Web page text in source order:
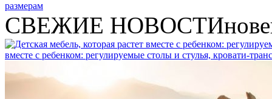
размерам
СВЕЖИЕ НОВОСТИ
вместе с ребенком: регулируемые столы и стулья, кровати-